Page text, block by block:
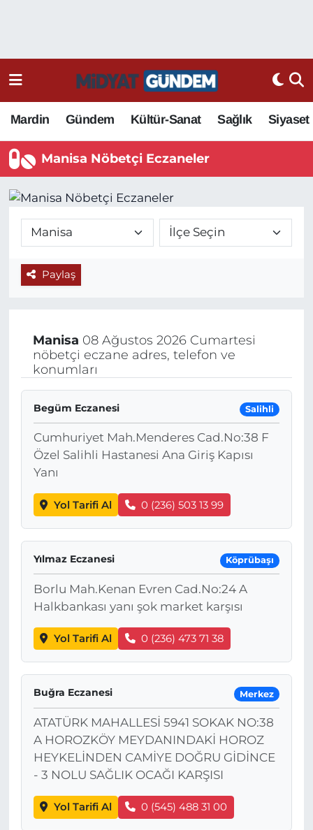
Mardin Gündem Kültür-Sanat Sağlık Siyaset
Manisa Nöbetçi Eczaneler
Paylaş
Manisa 08 Ağustos 2026 Cumartesi
nöbetçi eczane adres, telefon ve
konumları
Begüm Eczanesi Salihli
Cumhuriyet Mah.Menderes Cad.No:38 F
Özel Salihli Hastanesi Ana Giriş Kapısı
Yanı
Yol Tarifi Al 0 (236) 503 13 99
Yılmaz Eczanesi Köprübaşı
Borlu Mah.Kenan Evren Cad.No:24 A
Halkbankası yanı şok market karşısı
Yol Tarifi Al 0 (236) 473 71 38
Buğra Eczanesi Merkez
ATATÜRK MAHALLESİ 5941 SOKAK NO:38
A HOROZKÖY MEYDANINDAKİ HOROZ
HEYKELİNDEN CAMİYE DOĞRU GİDİNCE
- 3 NOLU SAĞLIK OCAĞI KARŞISI
Yol Tarifi Al 0 (545) 488 31 00